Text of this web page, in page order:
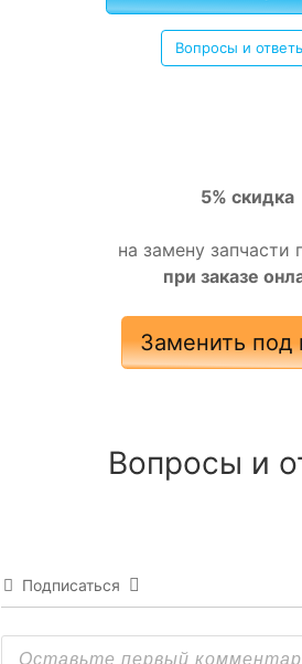
Вопросы и
5% скидка
на замену запчасти
при заказе
Заменить под
Вопросы и
Подписаться